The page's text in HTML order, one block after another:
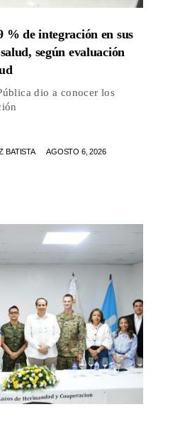
% de integración en sus
según evaluación
dio a conocer los
BATISTA AGOSTO 6, 2026